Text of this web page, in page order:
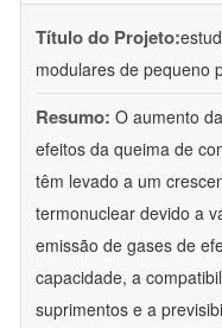
Título do Projeto:
modulares de pequeno
Resumo: O aumento
efeitos da queima de
têm levado a um
termonuclear devido a
emissão de gases de
capacidade, a
suprimentos e a